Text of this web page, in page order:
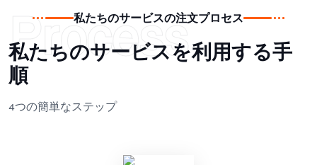
Process
私たちのサービスの注文プロセス
私たちのサービスを利用する手
順
4つの簡単なステップ